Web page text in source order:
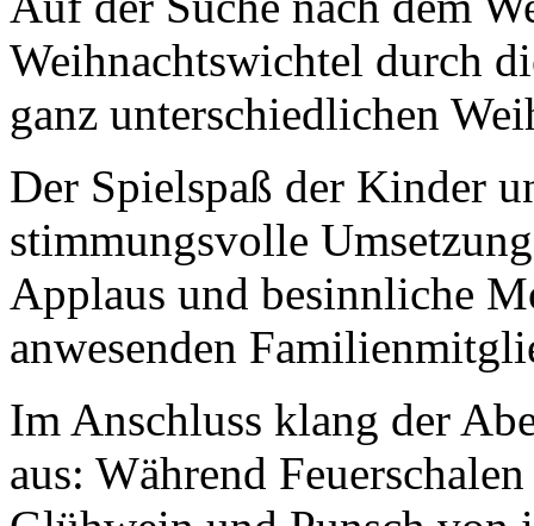
Weihnachtswichtel durch
ganz unterschiedlichen
Der Spielspaß der Kinder
stimmungsvolle
Applaus und besinnliche
anwesenden
Im Anschluss klang der
aus: Während